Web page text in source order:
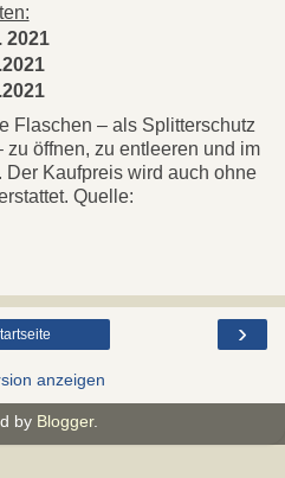
2021
Flaschen – als Splitterschutz
öffnen, zu entleeren und im
Der Kaufpreis wird auch ohne
Quelle:
›
anzeigen
by Blogger.